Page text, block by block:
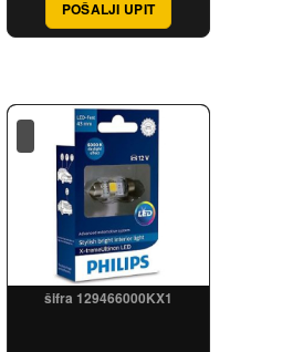
POŠALJI UPIT
šifra 129466000KX1